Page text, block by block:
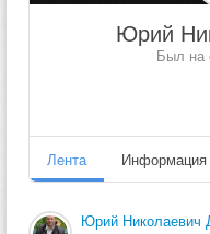
Юрий
Был на
Лента Информация
Юрий Николаевич